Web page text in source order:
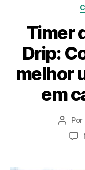
Timer
Drip:
melhor
em
Por